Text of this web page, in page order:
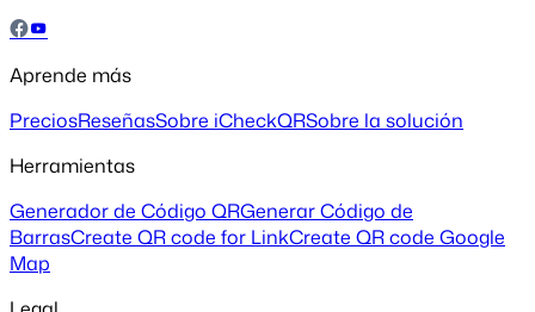
Aprende más
PreciosReseñasSobre iCheckQRSobre la solución
Herramientas
Generador de Código QRGenerar Código de
BarrasCreate QR code for LinkCreate QR code Google
Map